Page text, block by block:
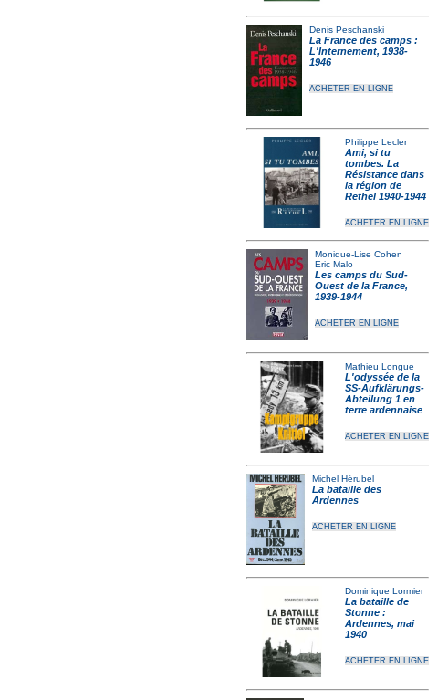
Denis Peschanski
La France des camps :
L'Internement, 1938-
1946
ACHETER EN LIGNE
Philippe Lecler
Ami, si tu
tombes. La
Résistance dans
la région de
Rethel 1940-1944
ACHETER EN LIGNE
Monique-Lise Cohen
Eric Malo
Les camps du Sud-
Ouest de la France,
1939-1944
ACHETER EN LIGNE
Mathieu Longue
L'odyssée de la
SS-Aufklärungs-
Abteilung 1 en
terre ardennaise
ACHETER EN LIGNE
Michel Hérubel
La bataille des
Ardennes
ACHETER EN LIGNE
Dominique Lormier
La bataille de
Stonne :
Ardennes, mai
1940
ACHETER EN LIGNE